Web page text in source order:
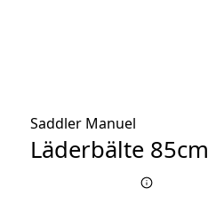
Saddler Manuel
Läderbälte 85cm